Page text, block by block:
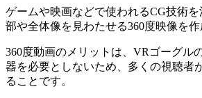
ゲームや映画などで使われるCG技術
部や全体像を見わたせる360度映像を作
360度動画のメリットは、VRゴーグル
器を必要としないため、多くの視聴者
ることです。